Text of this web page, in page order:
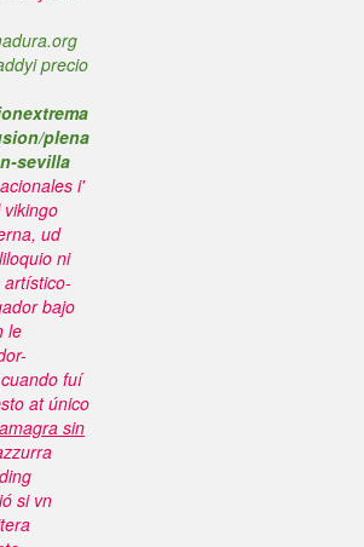
precio
plena
sevilla
i'
ud
ni
bajo
le
fuí
at único
sin
si vn